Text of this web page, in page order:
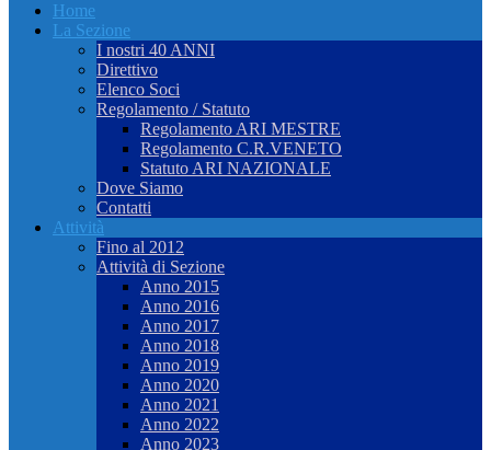
Home
La Sezione
I nostri 40 ANNI
Direttivo
Elenco Soci
Regolamento / Statuto
Regolamento ARI MESTRE
Regolamento C.R.VENETO
Statuto ARI NAZIONALE
Dove Siamo
Contatti
Attività
Fino al 2012
Attività di Sezione
Anno 2015
Anno 2016
Anno 2017
Anno 2018
Anno 2019
Anno 2020
Anno 2021
Anno 2022
Anno 2023